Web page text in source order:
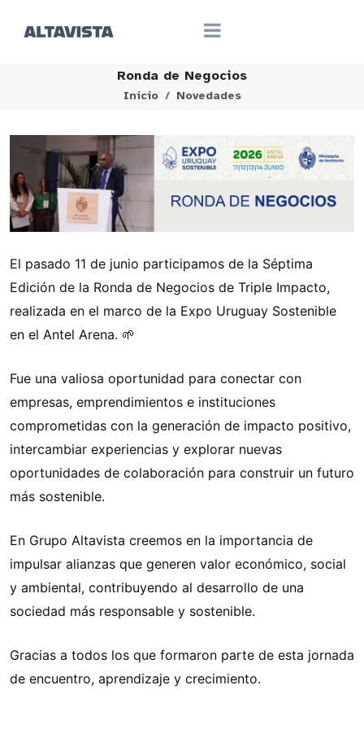
Ronda de Negocios
Inicio Novedades
El pasado 11 de junio participamos de la Séptima
Edición de la Ronda de Negocios de Triple Impacto,
realizada en el marco de la Expo Uruguay Sostenible
en el Antel Arena. 🌱
Fue una valiosa oportunidad para conectar con
empresas, emprendimientos e instituciones
comprometidas con la generación de impacto positivo,
intercambiar experiencias y explorar nuevas
oportunidades de colaboración para construir un futuro
más sostenible.
En Grupo Altavista creemos en la importancia de
impulsar alianzas que generen valor económico, social
y ambiental, contribuyendo al desarrollo de una
sociedad más responsable y sostenible.
Gracias a todos los que formaron parte de esta jornada
de encuentro, aprendizaje y crecimiento.